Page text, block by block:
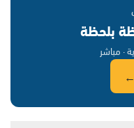
بلحظة
· مباشر